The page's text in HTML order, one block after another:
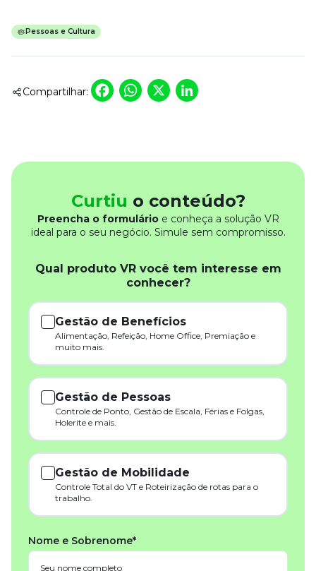
Pessoas e Cultura
Compartilhar: Facebook
WhatsApp
X
Curtiu o conteúdo?
Preencha o formulárioe conheça a solução VR
ideal para o seu negócio. Simule sem compromisso.
Qual produto VR você tem interesse em
conhecer?
Gestão de Benefícios
Alimentação, Refeição, Home Office, Premiação e
muito mais.
Gestão de Pessoas
Controle de Ponto, Gestão de Escala, Férias e Folgas,
Holerite e mais.
Gestão de Mobilidade
Controle Total do VT e Roteirização de rotas para o
trabalho.
Nome e Sobrenome*